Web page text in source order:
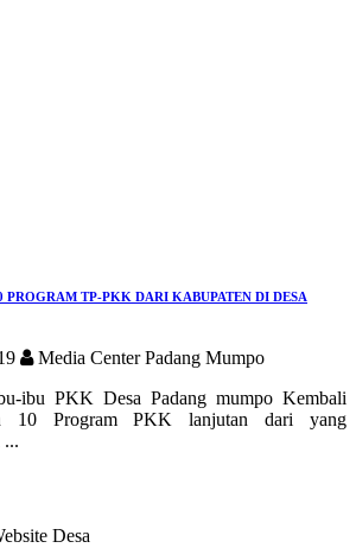
PROGRAM TP-PKK DARI KABUPATEN DI DESA
Media Center Padang Mumpo
ibu PKK Desa Padang mumpo Kembali
10 Program PKK lanjutan dari yang
...
Desa